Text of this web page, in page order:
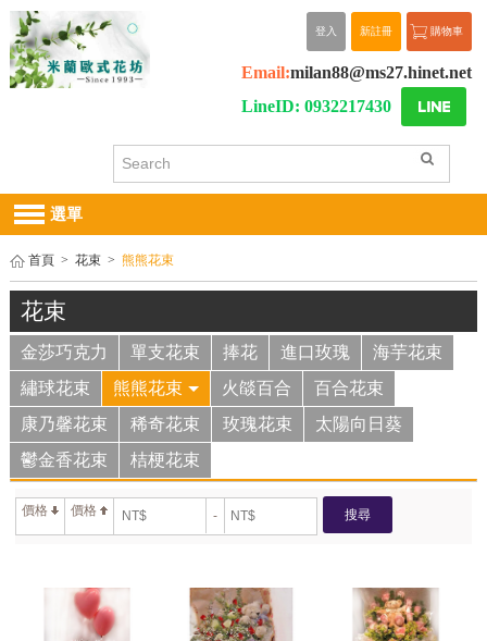
購物車
新註冊
登入
Email:milan88@ms27.hinet.net
LineID: 0932217430
選單
首頁 > 花束 > 熊熊花束
花束
金莎巧克力 單支花束 捧花 進口玫瑰
海芋花束
繡球花束
熊熊花束 火燄百合
百合花束
康乃馨花束
稀奇花束 玫瑰花束
太陽向日葵
鬱金香花束
桔梗花束
價格 價格 - 搜尋